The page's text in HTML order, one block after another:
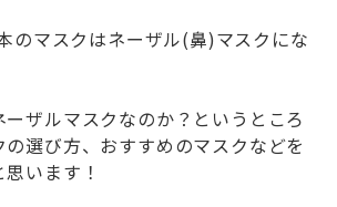
のマスクはネーザル(鼻)マスクにな
ーザルマスクなのか？というところ
の選び方、おすすめのマスクなどを
います！